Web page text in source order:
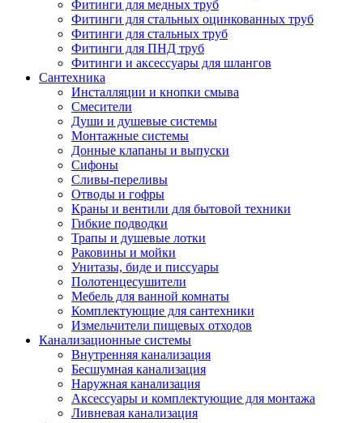
Фитинги для медных труб
Фитинги для стальных оцинкованных труб
Фитинги для стальных труб
Фитинги для ПНД труб
Фитинги и аксессуары для шлангов
Сантехника
Инсталляции и кнопки смыва
Смесители
Души и душевые системы
Монтажные системы
Донные клапаны и выпуски
Сифоны
Сливы-переливы
Отводы и гофры
Краны и вентили для бытовой техники
Гибкие подводки
Трапы и душевые лотки
Раковины и мойки
Унитазы, биде и писсуары
Полотенцесушители
Мебель для ванной комнаты
Комплектующие для сантехники
Измельчители пищевых отходов
Канализационные системы
Внутренняя канализация
Бесшумная канализация
Наружная канализация
Аксессуары и комплектующие для монтажа
Ливневая канализация